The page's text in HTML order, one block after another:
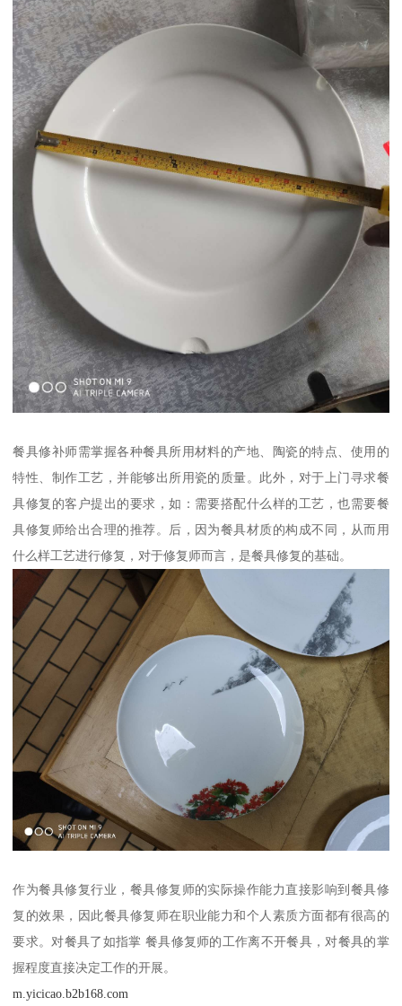
餐具修补师需掌握各种餐具所用材料的产地、陶瓷的特点、使用的
特性、制作工艺，并能够出所用瓷的质量。此外，对于上门寻求餐
具修复的客户提出的要求，如：需要搭配什么样的工艺，也需要餐
具修复师给出合理的推荐。后，因为餐具材质的构成不同，从而用
什么样工艺进行修复，对于修复师而言，是餐具修复的基础。
作为餐具修复行业，餐具修复师的实际操作能力直接影响到餐具修
复的效果，因此餐具修复师在职业能力和个人素质方面都有很高的
要求。对餐具了如指掌 餐具修复师的工作离不开餐具，对餐具的掌
握程度直接决定工作的开展。
m.yicicao.b2b168.com